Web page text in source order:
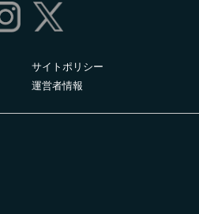
サイトポリシー
運営者情報